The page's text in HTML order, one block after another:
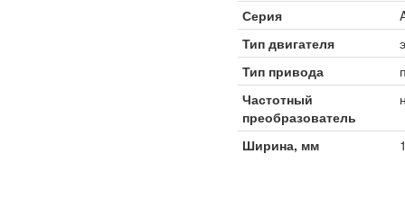
Серия
Тип двигателя
Тип привода
Частотный
преобразователь
Ширина, мм